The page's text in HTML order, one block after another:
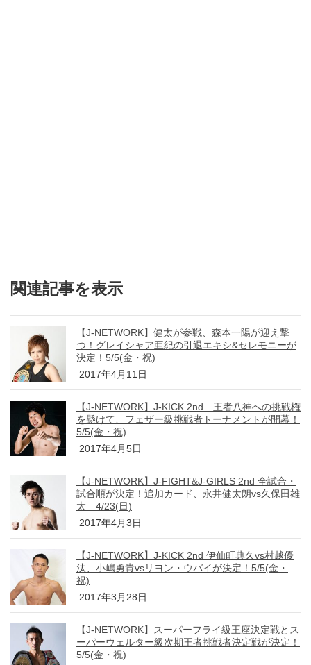
関連記事を表示
【J-NETWORK】健太が参戦、森本一陽が迎え撃
つ！グレイシャア亜紀の引退エキシ&セレモニーが
決定！5/5(金・祝)
2017年4月11日
【J-NETWORK】J-KICK 2nd 王者八神への挑戦権
を懸けて、フェザー級挑戦者トーナメントが開幕！
5/5(金・祝)
2017年4月5日
【J-NETWORK】J-FIGHT&J-GIRLS 2nd 全試合・
試合順が決定！追加カード、永井健太朗vs久保田雄
太 4/23(日)
2017年4月3日
【J-NETWORK】J-KICK 2nd 伊仙町典久vs村越優
汰、小嶋勇貴vsリヨン・ウバイが決定！5/5(金・
祝)
2017年3月28日
【J-NETWORK】スーパーフライ級王座決定戦とス
ーパーウェルター級次期王者挑戦者決定戦が決定！
5/5(金・祝)